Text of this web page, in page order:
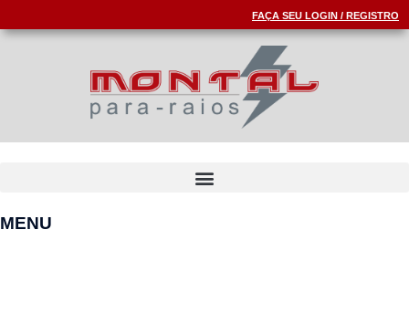
FAÇA SEU LOGIN / REGISTRO
MENU